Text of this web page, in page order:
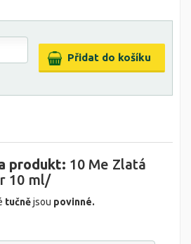
produkt: 10 Me Zlatá
10 ml/
tučnějsou povinné.